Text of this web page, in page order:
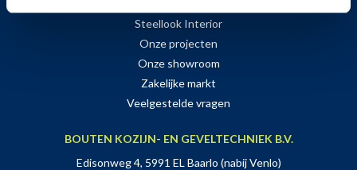
Steellook Interior
Onze projecten
Onze showroom
Zakelijke markt
Veelgestelde vragen
BOUTEN KOZIJN- EN GEVELTECHNIEK B.V.
Edisonweg 4, 5991 EL Baarlo (nabij Venlo)